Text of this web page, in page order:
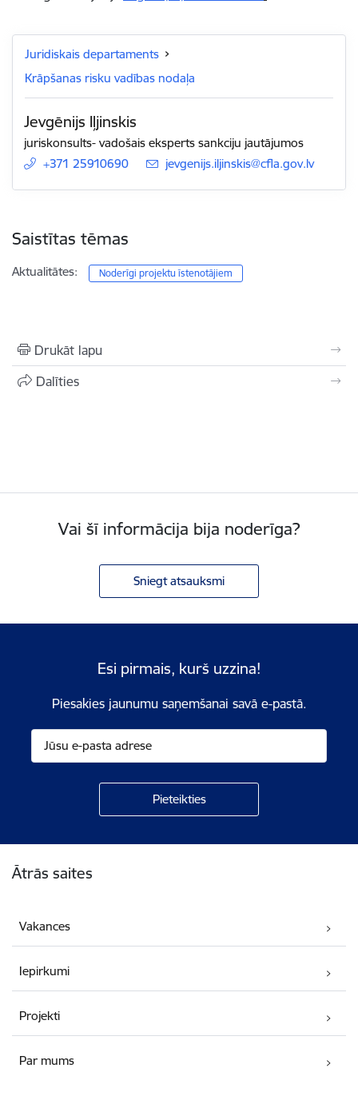
Juridiskais departaments
Krāpšanas risku vadības nodaļa
Jevgēnijs Iļjinskis
juriskonsults- vadošais eksperts sankciju jautājumos
+371 25910690
E-pasts:
jevgenijs.iljinskis@cfla.gov.lv
Saistītas tēmas
Aktualitātes: Noderīgi projektu īstenotājiem
Drukāt lapu
Dalīties
Vai šī informācija bija noderīga?
Sniegt atsauksmi
Esi pirmais, kurš uzzina!
Piesakies jaunumu saņemšanai savā e-pastā.
Ātrās saites
Vakances
Iepirkumi
Projekti
Par mums